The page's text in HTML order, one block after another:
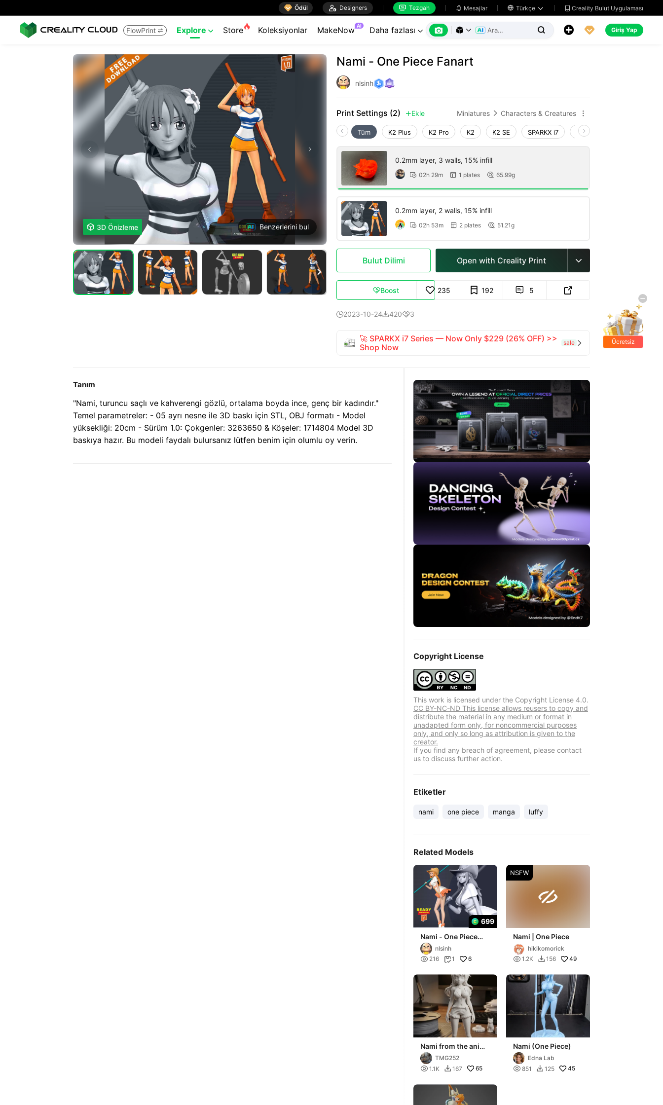
 Ödül  Designers  Tezgah  Mesajlar  Türkçe   Creality Bulut Uygulaması
FlowPrint  Explore  Store Koleksiyonlar MakeNow AI Daha fazlası        Giriş Yap
 3D Önizleme Benzerlerini bul

Nami - One Piece Fanart
nlsinh
Print Settings (2)  Ekle Miniatures  Characters & Creatures 
Tüm K2 Plus K2 Pro K2 K2 SE SPARKX i7 Creality Hi
0.2mm layer, 3 walls, 15% infill
 02h 29m  1 plates  65.99g
0.2mm layer, 2 walls, 15% infill
 02h 53m  2 plates  51.21g
Bulut Dilimi Open with Creality Print 
Boost 235 192  5 
2023-10-244203
🚀 SPARKX i7 Series — Now Only $229 (26% OFF) >>
Shop Now
sale 
Tanım
"Nami, turuncu saçlı ve kahverengi gözlü, ortalama boyda ince, genç bir kadındır."
Temel parametreler: - 05 ayrı nesne ile 3D baskı için STL, OBJ formatı - Model
yüksekliği: 20cm - Sürüm 1.0: Çokgenler: 3263650 & Köşeler: 1714804 Model 3D
baskıya hazır. Bu modeli faydalı bulursanız lütfen benim için olumlu oy verin.
Copyright License
This work is licensed under the Copyright License 4.0.
CC BY-NC-ND This license allows reusers to copy and
distribute the material in any medium or format in
unadapted form only, for noncommercial purposes
only, and only so long as attribution is given to the
creator.
If you find any breach of agreement, please contact
us to discuss further action.
Etiketler
nami one piece manga luffy
Related Models
699
Nami - One Piece
Fanartnlsinh
 216 1 6
NSFW

Nami | One Piece
hikikomorick
 1.2K  156 49
Nami from the anime
One Piece
TMG252
 1.1K  167 65
Nami (One Piece)
Edna Lab
 851  125 45
Ücretsiz